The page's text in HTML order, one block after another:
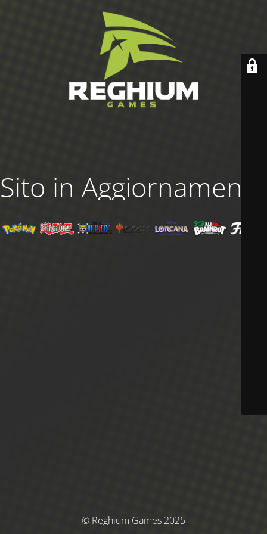
Sito in Aggiornamento
© Reghium Games 2025